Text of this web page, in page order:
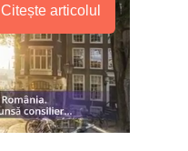
Citește articolul